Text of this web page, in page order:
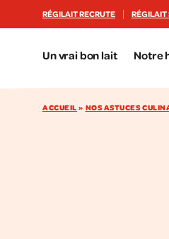
RÉGILAIT RECRUTE RÉGILAIT
Un vrai bon lait Notre
ACCUEIL » NOS ASTUCES